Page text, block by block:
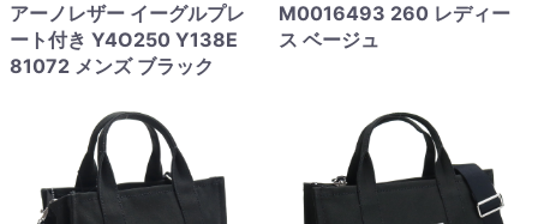
アーノレザー イーグルプレ
ート付き Y4O250 Y138E
81072 メンズ ブラック
M0016493 260 レディー
ス ベージュ